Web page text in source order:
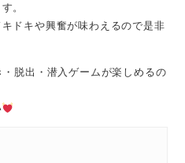
。
ドキや興奮が味わえるので是非
脱出・潜入ゲームが楽しめるの